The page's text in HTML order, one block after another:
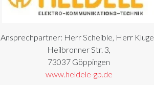
Ansprechpartner: Herr Scheible, Herr
Heilbronner Str. 3,
73037 Göppingen
www.heldele-gp.de